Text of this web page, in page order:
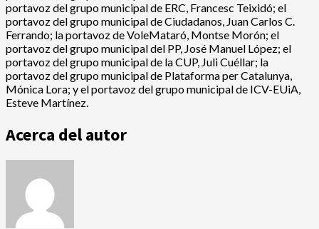
portavoz del grupo municipal de ERC, Francesc Teixidó; el
portavoz del grupo municipal de Ciudadanos, Juan Carlos C.
Ferrando; la portavoz de VoleMataró, Montse Morón; el
portavoz del grupo municipal del PP, José Manuel López; el
portavoz del grupo municipal de la CUP, Juli Cuéllar; la
portavoz del grupo municipal de Plataforma per Catalunya,
Mónica Lora; y el portavoz del grupo municipal de ICV-EUiA,
Esteve Martínez.
Acerca del autor